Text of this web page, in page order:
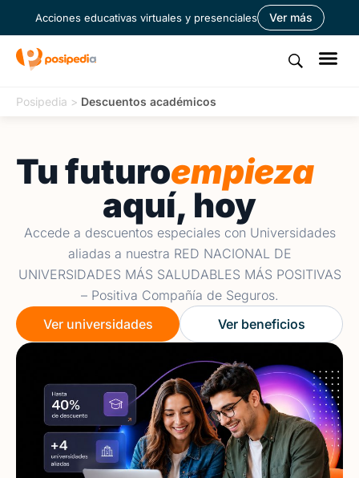
Acciones educativas virtuales y presenciales Ver más
Posipedia > Descuentos académicos
Tu futuroempieza
aquí, hoy
Accede a descuentos especiales con Universidades
aliadas a nuestra RED NACIONAL DE
UNIVERSIDADES MÁS SALUDABLES MÁS POSITIVAS
– Positiva Compañía de Seguros.
Ver universidades
Ver beneficios